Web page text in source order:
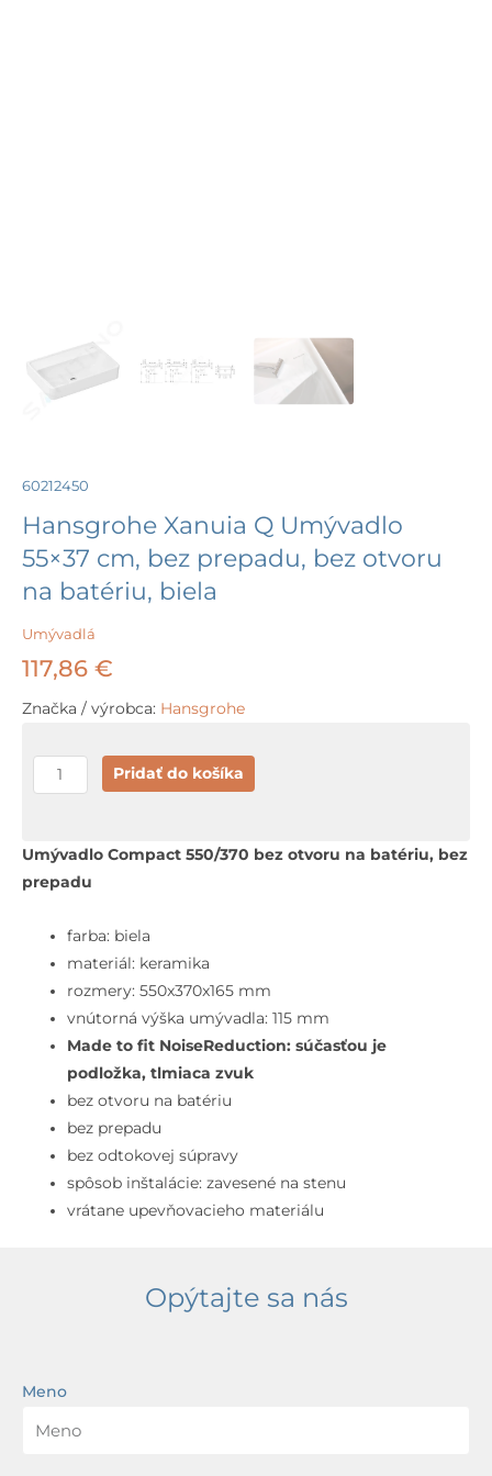
60212450
Hansgrohe Xanuia Q Umývadlo
55×37 cm, bez prepadu, bez otvoru
na batériu, biela
Umývadlá
117,86 €
Značka / výrobca: Hansgrohe
množstvo
Hansgrohe
Q
Umývadlo
cm,
bez
prepadu,
bez
otvoru
batériu,
biela
Pridať do košíka
Umývadlo Compact 550/370 bez otvoru na batériu, bez
prepadu
farba: biela
materiál: keramika
rozmery: 550x370x165 mm
vnútorná výška umývadla: 115 mm
Made to fit NoiseReduction: súčasťou je
podložka, tlmiaca zvuk
bez otvoru na batériu
bez prepadu
bez odtokovej súpravy
spôsob inštalácie: zavesené na stenu
vrátane upevňovacieho materiálu
Opýtajte sa nás
Meno